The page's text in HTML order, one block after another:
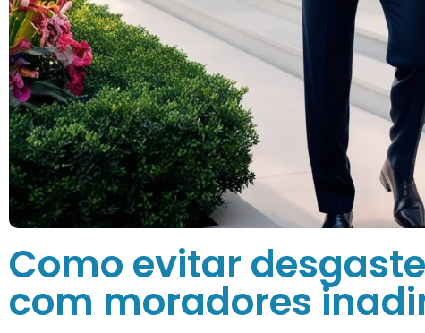
Como evitar
com moradores